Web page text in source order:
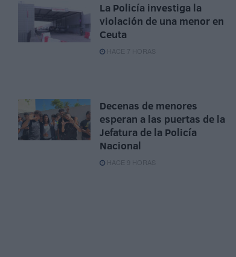
La Policía investiga la
violación de una menor en
Ceuta
HACE 7 HORAS
Decenas de menores
esperan a las puertas de la
Jefatura de la Policía
Nacional
HACE 9 HORAS